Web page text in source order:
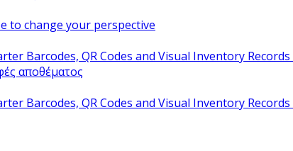
to change your perspective
αποθέματος